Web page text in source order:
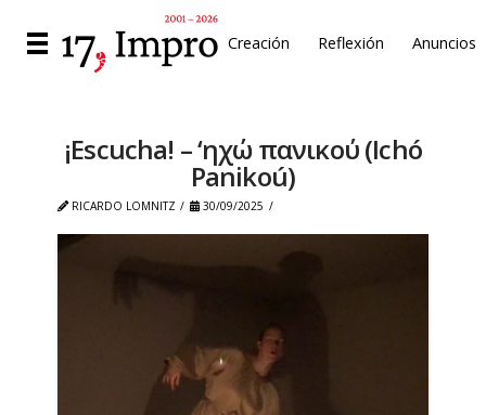
Creación Reflexión Anuncios
¡Escucha! – ‘ηχώ πανικού (Ichó
Panikoú)
RICARDO LOMNITZ 30/09/2025